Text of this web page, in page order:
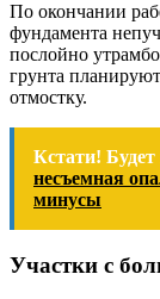
По окончании
фундамента
послойно
грунта
отмостку.
Кстати! Будет
несъемная
минусы
Участки с